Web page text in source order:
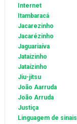
Internet
Itambaracá
Jacarezinho
Jacarézinho
Jaguariaíva
Jataizinho
Jataízinho
Jiu-jitsu
João Aarruda
João Arruda
Justiça
Linguagem de sinais